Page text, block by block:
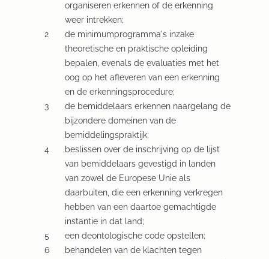
organiseren erkennen of de erkenning
weer intrekken;
de minimumprogramma's inzake
theoretische en praktische opleiding
bepalen, evenals de evaluaties met het
oog op het afleveren van een erkenning
en de erkenningsprocedure;
de bemiddelaars erkennen naargelang de
bijzondere domeinen van de
bemiddelingspraktijk;
beslissen over de inschrijving op de lijst
van bemiddelaars gevestigd in landen
van zowel de Europese Unie als
daarbuiten, die een erkenning verkregen
hebben van een daartoe gemachtigde
instantie in dat land;
een deontologische code opstellen;
behandelen van de klachten tegen